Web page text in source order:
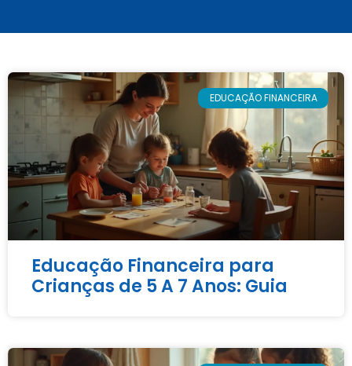
EDUCAÇÃO FINANCEIRA
Educação Financeira para
Crianças de 5 A 7 Anos: Guia